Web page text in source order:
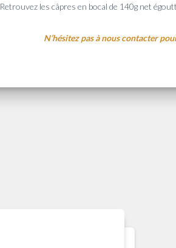
Retrouvez les câpres en bocal de 140g net
N’hésitez pas à nous contacter